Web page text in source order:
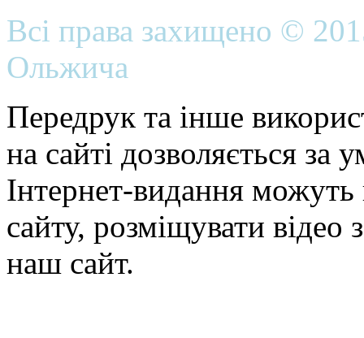
Всі права захищено ©
Ольжича
Передрук та інше
на сайті дозволяється
Інтернет-видання можуть
сайту, розміщувати відео
наш сайт.